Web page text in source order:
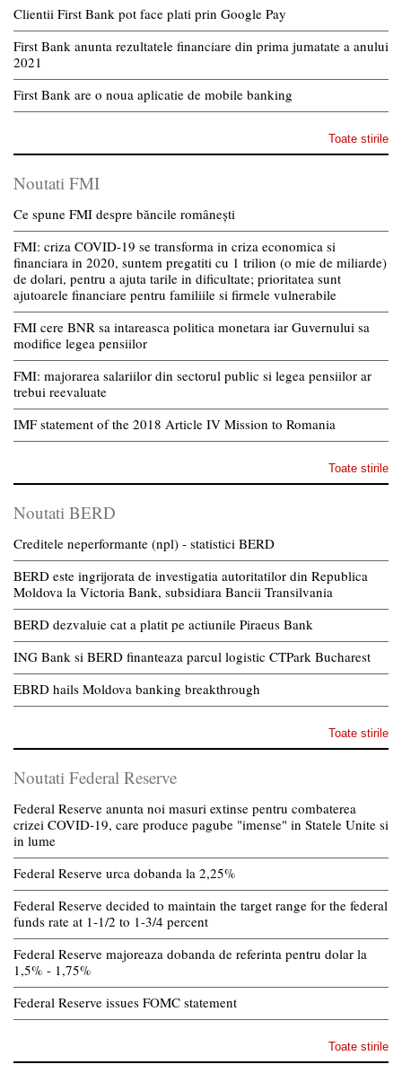
Clientii First Bank pot face plati prin Google Pay
First Bank anunta rezultatele financiare din prima jumatate a anului
2021
First Bank are o noua aplicatie de mobile banking
Toate stirile
Noutati FMI
Ce spune FMI despre băncile românești
FMI: criza COVID-19 se transforma in criza economica si
financiara in 2020, suntem pregatiti cu 1 trilion (o mie de miliarde)
de dolari, pentru a ajuta tarile in dificultate; prioritatea sunt
ajutoarele financiare pentru familiile si firmele vulnerabile
FMI cere BNR sa intareasca politica monetara iar Guvernului sa
modifice legea pensiilor
FMI: majorarea salariilor din sectorul public si legea pensiilor ar
trebui reevaluate
IMF statement of the 2018 Article IV Mission to Romania
Toate stirile
Noutati BERD
Creditele neperformante (npl) - statistici BERD
BERD este ingrijorata de investigatia autoritatilor din Republica
Moldova la Victoria Bank, subsidiara Bancii Transilvania
BERD dezvaluie cat a platit pe actiunile Piraeus Bank
ING Bank si BERD finanteaza parcul logistic CTPark Bucharest
EBRD hails Moldova banking breakthrough
Toate stirile
Noutati Federal Reserve
Federal Reserve anunta noi masuri extinse pentru combaterea
crizei COVID-19, care produce pagube "imense" in Statele Unite si
in lume
Federal Reserve urca dobanda la 2,25%
Federal Reserve decided to maintain the target range for the federal
funds rate at 1-1/2 to 1-3/4 percent
Federal Reserve majoreaza dobanda de referinta pentru dolar la
1,5% - 1,75%
Federal Reserve issues FOMC statement
Toate stirile